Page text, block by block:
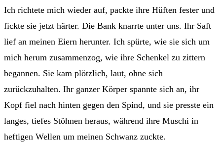
Ich richtete mich wieder auf, packte ihre Hüften fester und
fickte sie jetzt härter. Die Bank knarrte unter uns. Ihr Saft
lief an meinen Eiern herunter. Ich spürte, wie sie sich um
mich herum zusammenzog, wie ihre Schenkel zu zittern
begannen. Sie kam plötzlich, laut, ohne sich
zurückzuhalten. Ihr ganzer Körper spannte sich an, ihr
Kopf fiel nach hinten gegen den Spind, und sie presste ein
langes, tiefes Stöhnen heraus, während ihre Muschi in
heftigen Wellen um meinen Schwanz zuckte.